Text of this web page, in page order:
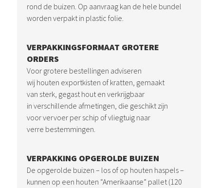
rond de buizen. Op aanvraag kan de hele bundel
worden verpakt in plastic folie.
VERPAKKINGSFORMAAT GROTERE
ORDERS
Voor grotere bestellingen adviseren
wij houten exportkisten of kratten, gemaakt
van sterk, gegast hout en verkrijgbaar
in verschillende afmetingen, die geschikt zijn
voor vervoer per schip of vliegtuig naar
verre bestemmingen.
VERPAKKING OPGEROLDE BUIZEN
De opgerolde buizen – los of op houten haspels –
kunnen op een houten “Amerikaanse” pallet (120